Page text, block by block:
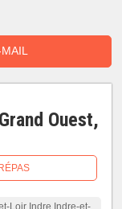
Ouest,
Loir Indre Indre-et-